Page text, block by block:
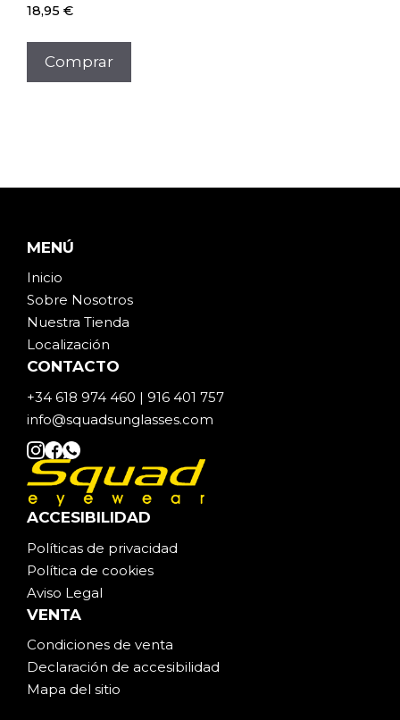
18,95 €
Comprar
MENÚ
Inicio
Sobre Nosotros
Nuestra Tienda
Localización
CONTACTO
+34 618 974 460 | 916 401 757
info@squadsunglasses.com
ACCESIBILIDAD
Políticas de privacidad
Política de cookies
Aviso Legal
VENTA
Condiciones de venta
Declaración de accesibilidad
Mapa del sitio